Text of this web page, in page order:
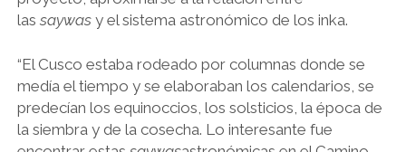
las saywasy el sistema astronómico de los inka.
“El Cusco estaba rodeado por columnas donde se
medía el tiempo y se elaboraban los calendarios, se
predecían los equinoccios, los solsticios, la época de
la siembra y de la cosecha. Lo interesante fue